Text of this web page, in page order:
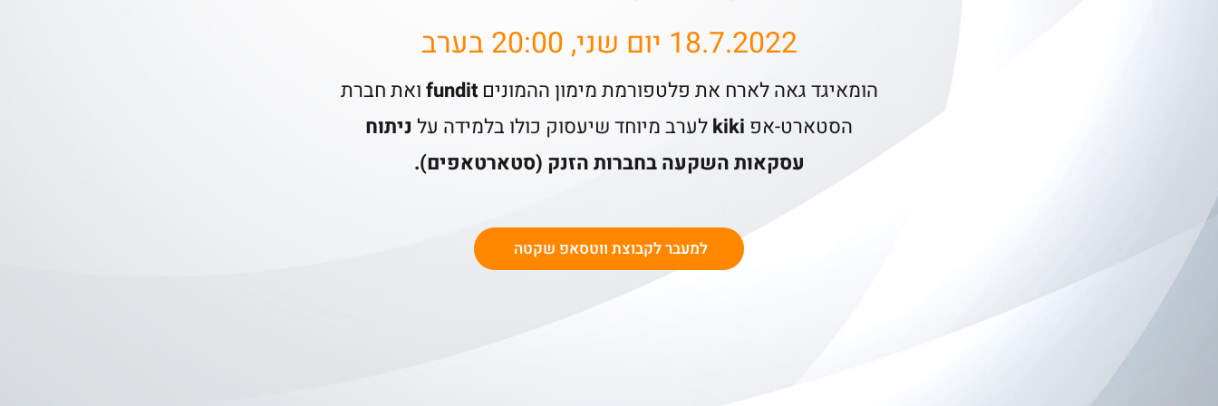
18.7.2022 יום שני, 20:00 בערב
הומאיגד גאה לארח את פלטפורמת מימון ההמוניםfunditואת חברת
הסטארט-אפ kikiלערב מיוחד שיעסוק כולו בלמידה על ניתוח
עסקאות השקעה בחברות הזנק (סטארטאפים).
למעבר לקבוצת ווטסאפ שקטה ​